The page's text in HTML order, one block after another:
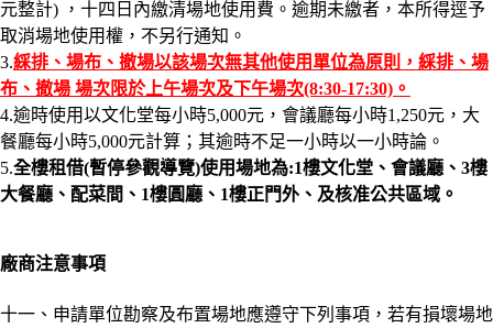
元整計) ，十四日內繳清場地使用費。逾期未繳者，本所得逕予
取消場地使用權，不另行通知。
3.綵排、場布、撤場以該場次無其他使用單位為原則，綵排、場
布、撤場 場次限於上午場次及下午場次(8:30-17:30)。
4.逾時使用以文化堂每小時5,000元，會議廳每小時1,250元，大
餐廳每小時5,000元計算；其逾時不足一小時以一小時論。
5.全樓租借(暫停參觀導覽)使用場地為:1樓文化堂、會議廳、3樓
大餐廳、配菜間、1樓圓廳、1樓正門外、及核准公共區域。
廠商注意事項
十一、申請單位勘察及布置場地應遵守下列事項，若有損壞場地